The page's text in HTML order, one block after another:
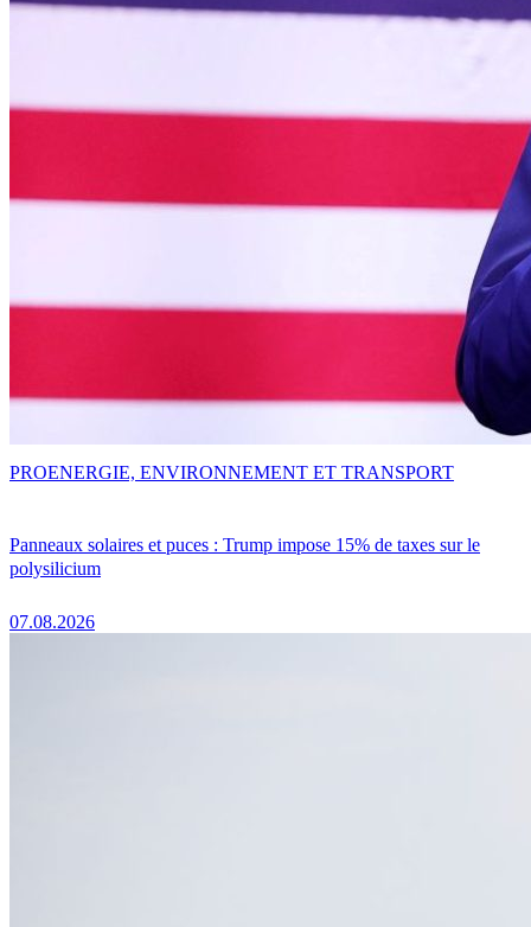
Panneaux solaires et puces : Trump impose 15% de taxes sur le
polysilicium
07.08.2026
PROENERGIE, ENVIRONNEMENT ET TRANSPORT